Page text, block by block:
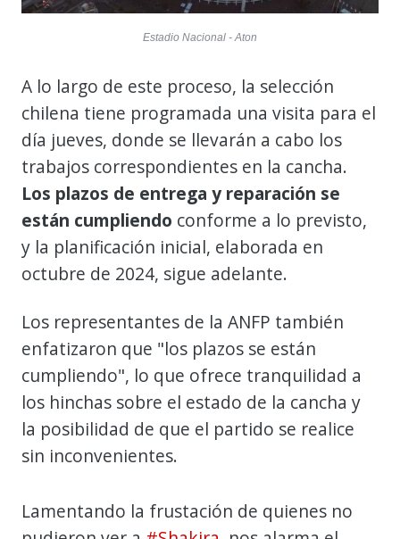
Estadio Nacional - Aton
A lo largo de este proceso, la selección
chilena tiene programada una visita para el
día jueves, donde se llevarán a cabo los
trabajos correspondientes en la cancha.
Los plazos de entrega y reparación se
están cumpliendo conforme a lo previsto,
y la planificación inicial, elaborada en
octubre de 2024, sigue adelante.
Los representantes de la ANFP también
enfatizaron que "los plazos se están
cumpliendo", lo que ofrece tranquilidad a
los hinchas sobre el estado de la cancha y
la posibilidad de que el partido se realice
sin inconvenientes.
Lamentando la frustación de quienes no